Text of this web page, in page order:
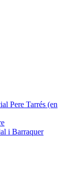
Pere Tarrés (en
i Barraquer